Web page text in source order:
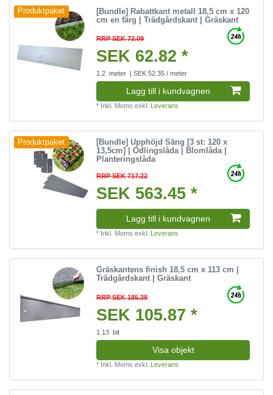
Produktpaket
[Bundle] Rabattkant metall 18,5 cm x 120
cm en färg | Trädgårdskant | Gräskant
RRP SEK 72.09
SEK 62.82 *
1.2 meter | SEK 52.35 / meter
Lagg till i kundvagnen
* Inkl. Moms exkl. Leverans
Produktpaket
[Bundle] Upphöjd Säng [3 st: 120 x
13,5cm] | Odlingslåda | Blomlåda |
Planteringslåda
RRP SEK 717.22
SEK 563.45 *
Lagg till i kundvagnen
* Inkl. Moms exkl. Leverans
Gräskantens finish 18,5 cm x 113 cm |
Trädgårdskant | Gräskant
RRP SEK 185.38
SEK 105.87 *
1.13 bit
Visa objekt
* Inkl. Moms exkl. Leverans